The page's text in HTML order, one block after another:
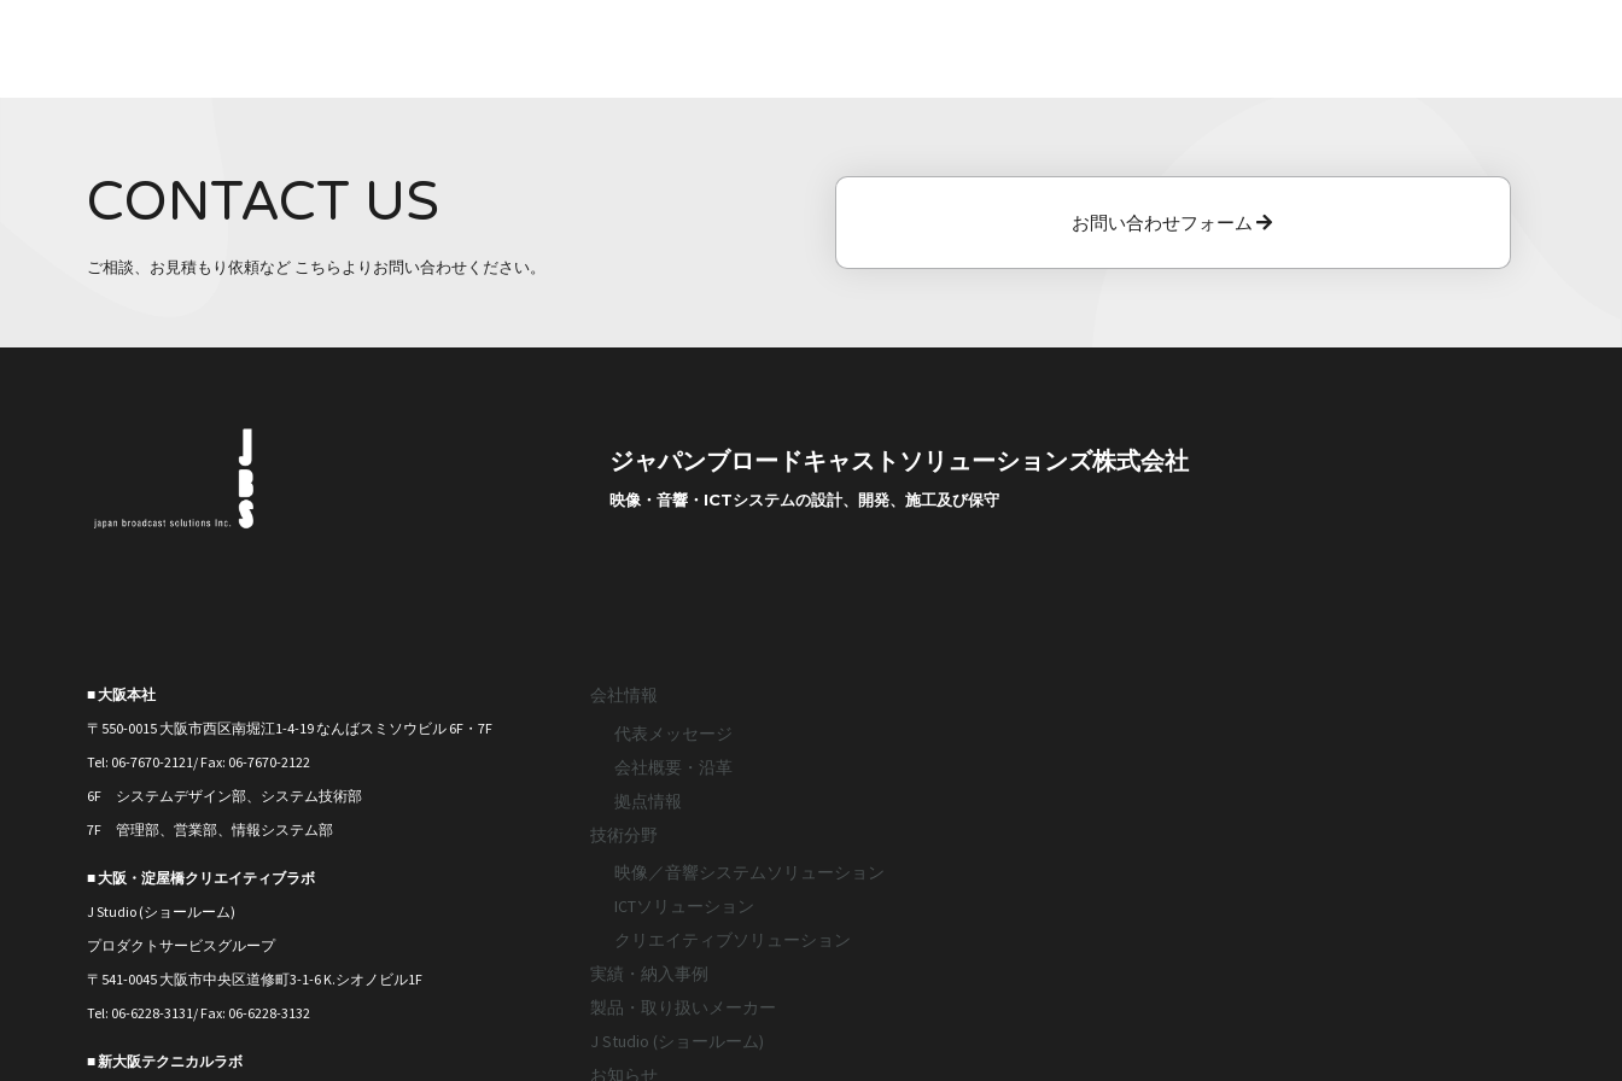
CONTACT US
ご相談、お見積もり依頼など こちらよりお問い合わせください。
お問い合わせフォーム
ジャパンブロードキャストソリューションズ株式会社
映像・音響・ICTシステムの設計、開発、施工及び保守
■ 大阪本社
〒550-0015 大阪市西区南堀江1-4-19 なんばスミソウビル 6F・7F
Tel: 06-7670-2121/ Fax: 06-7670-2122
6F システムデザイン部、システム技術部
7F 管理部、営業部、情報システム部
■ 大阪・淀屋橋クリエイティブラボ
J Studio (ショールーム)
プロダクトサービスグループ
〒541-0045 大阪市中央区道修町3-1-6 K.シオノビル1F
Tel: 06-6228-3131/ Fax: 06-6228-3132
■ 新大阪テクニカルラボ
会社情報
代表メッセージ
会社概要・沿革
拠点情報
技術分野
映像／音響システムソリューション
ICTソリューション
クリエイティブソリューション
実績・納入事例
製品・取り扱いメーカー
J Studio (ショールーム)
お知らせ